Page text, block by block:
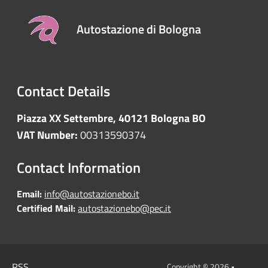
Autostazione di Bologna
Contact Details
Piazza XX Settembre, 40121 Bologna BO
VAT Number:00313590374
Contact Information
Email: info@autostazionebo.it
Certified Mail:autostazionebo@pec.it